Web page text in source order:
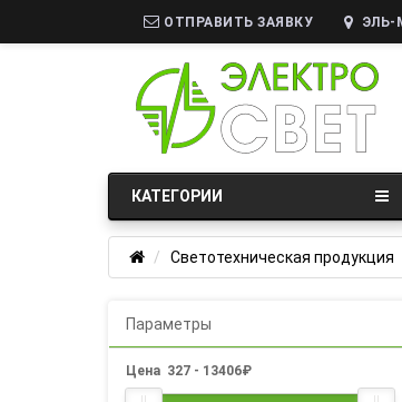
ОТПРАВИТЬ ЗАЯВКУ ЭЛЬ-
КАТЕГОРИИ
Светотехническая продукция
Параметры
Цена 327 - 13406₽